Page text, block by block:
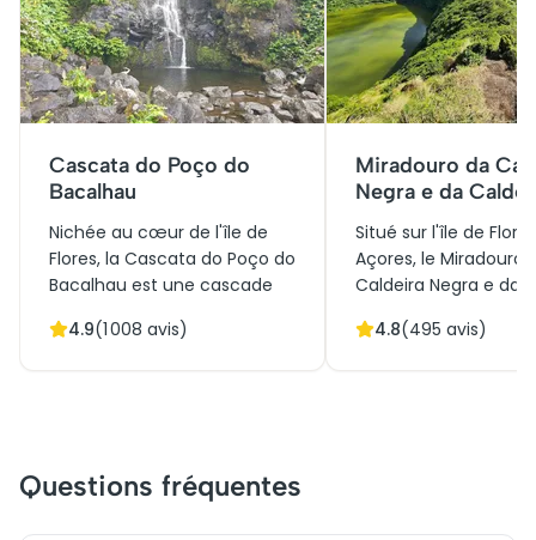
Cascata do Poço do
Bacalhau
Nichée au cœur de l'île de
Flores, la Cascata do Poço do
Bacalhau est une cascade
plus de 90 mètres de
force des éléments et
l'harmonie de la nature
4.9(1 008 avis)
Miradouro da
Negra e da
Comprida
Situé sur l'île de
Açores, le Miradouro
Caldeira Negra e da
naturel remarquable.
4.8(495 avis)
Questions fréquentes